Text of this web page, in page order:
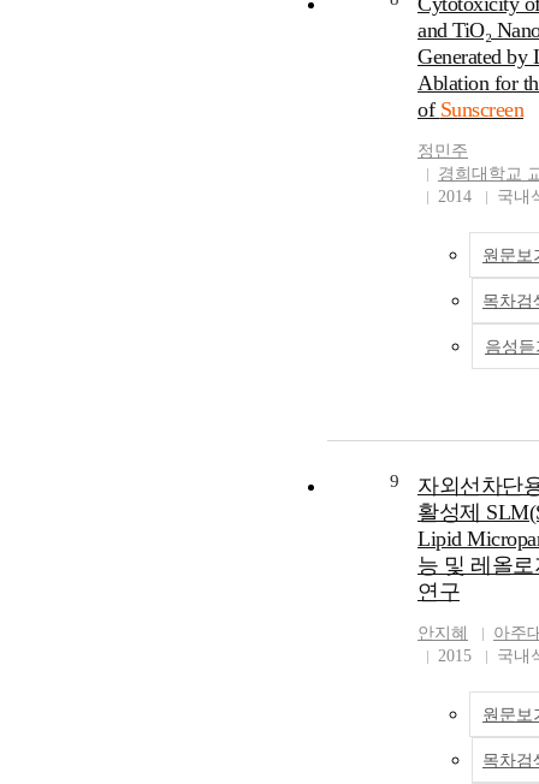
and TiO₂
Generated by
Ablation for
of Sunscreen
정민주
경희대학교
2014
국내
원문보
목차검
음성듣
9
자외선차단
활성제
Lipid
능 및 레올
연구
안지혜
아주
2015
국내
원문보
목차검